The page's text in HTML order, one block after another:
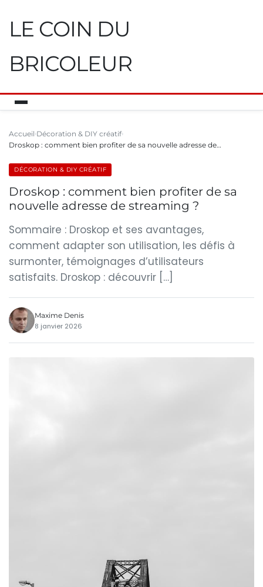
LE COIN DU
BRICOLEUR
Accueil Décoration & DIY créatif
Droskop : comment bien profiter de sa nouvelle adresse de…
DÉCORATION & DIY CRÉATIF
Droskop : comment bien profiter de sa
nouvelle adresse de streaming ?
Sommaire : Droskop et ses avantages,
comment adapter son utilisation, les défis à
surmonter, témoignages d’utilisateurs
satisfaits. Droskop : découvrir […]
Maxime Denis
8 janvier 2026